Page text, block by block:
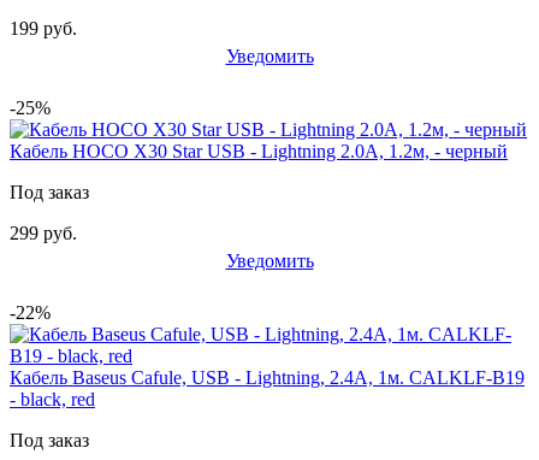
199 руб.
Уведомить
-25%
Кабель HOCO X30 Star USB - Lightning 2.0А, 1.2м, - черный
Под заказ
299 руб.
Уведомить
-22%
Кабель Baseus Cafule, USB - Lightning, 2.4А, 1м. CALKLF-B19
- black, red
Под заказ